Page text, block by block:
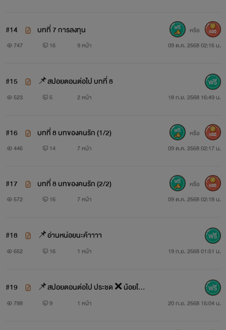
#14 บทที่ 7 การลงทุน
747 16 9 หน้า 09 ต.ค. 2568 02:16 น.
หรือ 500
#15 📌สปอยตอนต่อไป บทที่ 8
523 5 2 หน้า 18 ก.ย. 2568 16:49 น.
#16 บทที่ 8 บทของคนรัก (1/2)
446 14 7 หน้า 09 ต.ค. 2568 02:17 น.
หรือ 500
#17
572 16 7 หน้า 09 ต.ค. 2568 02:18 น.
หรือ 500
#18 📌อ่านหน่อยนะค้าาาา
652 16 1 หน้า 19 ก.ย. 2568 01:51 น.
#19
📌สปอยตอนต่อไป ประชด ❌️ น้อยใจ
✅️
788 9 1 หน้า 20 ก.ย. 2568 15:04 น.